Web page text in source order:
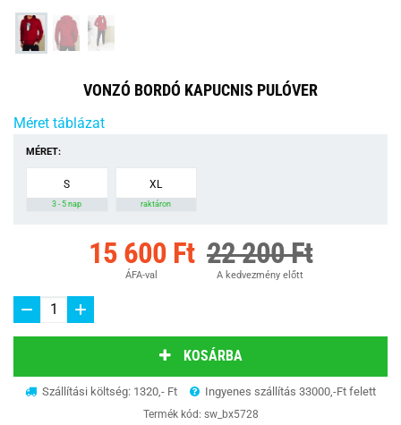
VONZÓ BORDÓ KAPUCNIS PULÓVER
Méret táblázat
MÉRET:
S
3 - 5 nap
XL
raktáron
15 600 Ft
ÁFA-val
22 200 Ft
A kedvezmény előtt
KOSÁRBA
Szállítási költség: 1320,- Ft Ingyenes szállítás 33000,-Ft felett
Termék kód: sw_bx5728